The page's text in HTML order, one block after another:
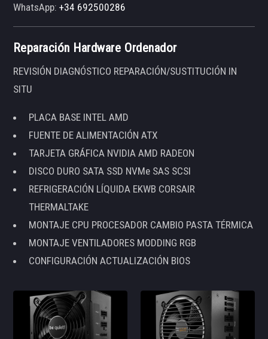
WhatsApp:+34 692500286
Reparación Hardware Ordenador
REVISIÓN DIAGNÓSTICO REPARACIÓN/SUSTITUCIÓN IN
SITU
PLACA BASE INTEL AMD
FUENTE DE ALIMENTACIÓN ATX
TARJETA GRÁFICA NVIDIA AMD RADEON
DISCO DURO SATA SSD NVMe SAS SCSI
REFRIGERACIÓN LÍQUIDA EKWB CORSAIR
THERMALTAKE
MONTAJE CPU PROCESADOR CAMBIO PASTA TÉRMICA
MONTAJE VENTILADORES MODDING RGB
CONFIGURACIÓN ACTUALIZACIÓN BIOS